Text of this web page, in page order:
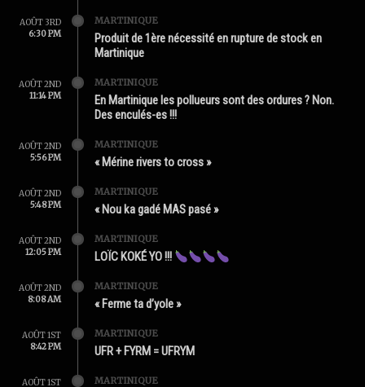
AOÛT 3RD
6:30 PM
MARTINIQUE
Produit de 1ère nécessité en rupture de stock en
Martinique
AOÛT 2ND
11:14 PM
MARTINIQUE
En Martinique les pollueurs sont des ordures ? Non.
Des enculés-es !!!
AOÛT 2ND
5:56 PM
MARTINIQUE
« Mérine rivers to cross »
AOÛT 2ND
5:48 PM
MARTINIQUE
« Nou ka gadé MAS pasé »
AOÛT 2ND
12:05 PM
MARTINIQUE
LOÏC KOKÉ YO !!!
AOÛT 2ND
8:08 AM
MARTINIQUE
« Ferme ta d’yole »
AOÛT 1ST
8:42 PM
MARTINIQUE
UFR + FYRM = UFRYM
AOÛT 1ST MARTINIQUE